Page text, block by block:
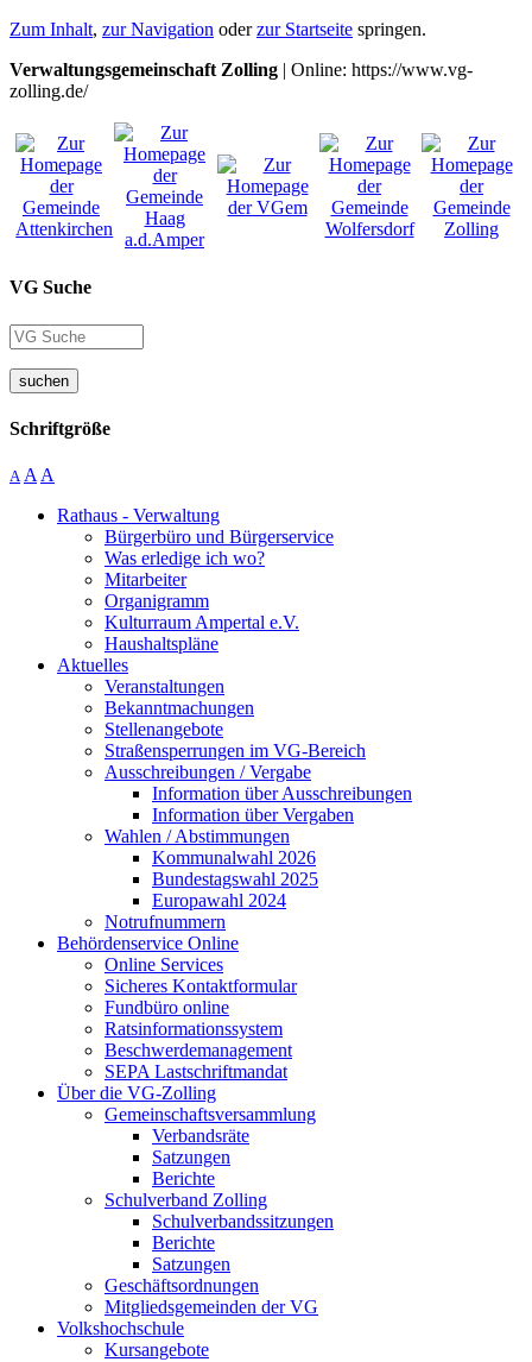
Zum Inhalt, zur Navigation oderzur Startseite springen.
Verwaltungsgemeinschaft Zolling | Online: https://www.vg-
zolling.de/
VG Suche
suchen
Schriftgröße
A A A
Rathaus - Verwaltung
Bürgerbüro und Bürgerservice
Was erledige ich wo?
Mitarbeiter
Organigramm
Kulturraum Ampertal e.V.
Haushaltspläne
Aktuelles
Veranstaltungen
Bekanntmachungen
Stellenangebote
Straßensperrungen im VG-Bereich
Ausschreibungen / Vergabe
Information über Ausschreibungen
Information über Vergaben
Wahlen / Abstimmungen
Kommunalwahl 2026
Bundestagswahl 2025
Europawahl 2024
Notrufnummern
Behördenservice Online
Online Services
Sicheres Kontaktformular
Fundbüro online
Ratsinformationssystem
Beschwerdemanagement
SEPA Lastschriftmandat
Über die VG-Zolling
Gemeinschaftsversammlung
Verbandsräte
Satzungen
Berichte
Schulverband Zolling
Schulverbandssitzungen
Berichte
Satzungen
Geschäftsordnungen
Mitgliedsgemeinden der VG
Volkshochschule
Kursangebote